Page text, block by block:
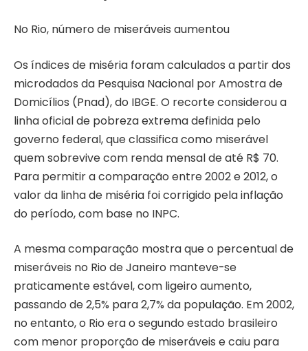
No Rio, número de miseráveis aumentou
Os índices de miséria foram calculados a partir dos
microdados da Pesquisa Nacional por Amostra de
Domicílios (Pnad), do IBGE. O recorte considerou a
linha oficial de pobreza extrema definida pelo
governo federal, que classifica como miserável
quem sobrevive com renda mensal de até R$ 70.
Para permitir a comparação entre 2002 e 2012, o
valor da linha de miséria foi corrigido pela inflação
do período, com base no INPC.
A mesma comparação mostra que o percentual de
miseráveis no Rio de Janeiro manteve-se
praticamente estável, com ligeiro aumento,
passando de 2,5% para 2,7% da população. Em 2002,
no entanto, o Rio era o segundo estado brasileiro
com menor proporção de miseráveis e caiu para